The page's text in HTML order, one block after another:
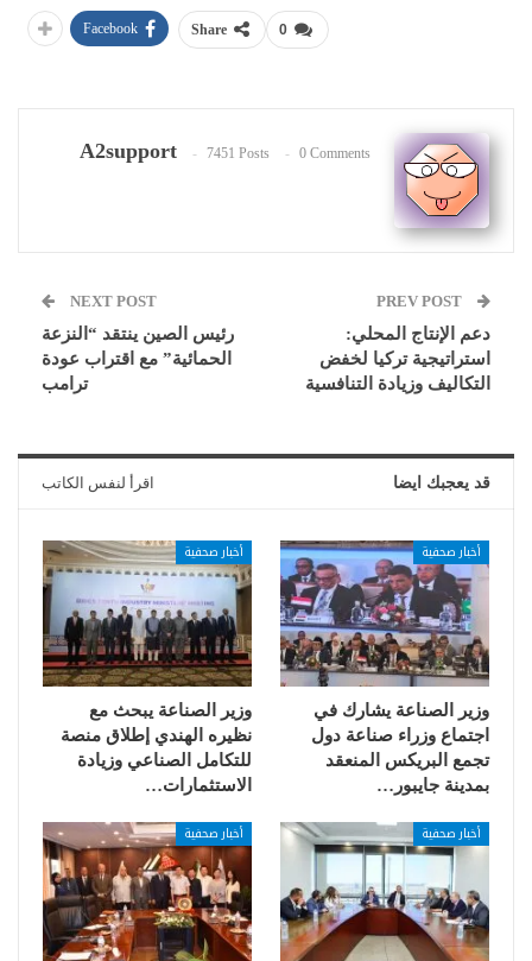
0
Share
Facebook
A2support 7451 Posts 0 Comments
دعم الإنتاج المحلي:
استراتيجية تركيا لخفض
التكاليف وزيادة التنافسية
NEXT POST
رئيس الصين ينتقد “النزعة
الحمائية” مع اقتراب عودة
ترامب
قد يعجبك ايضا اقرأ لنفس الكاتب
أخبار صحفية
وزير الصناعة يشارك في
اجتماع وزراء صناعة دول
تجمع البريكس المنعقد
بمدينة جايبور…
أخبار صحفية
وزير الصناعة يبحث مع
نظيره الهندي إطلاق منصة
للتكامل الصناعي وزيادة
الاستثمارات…
أخبار صحفية أخبار صحفية